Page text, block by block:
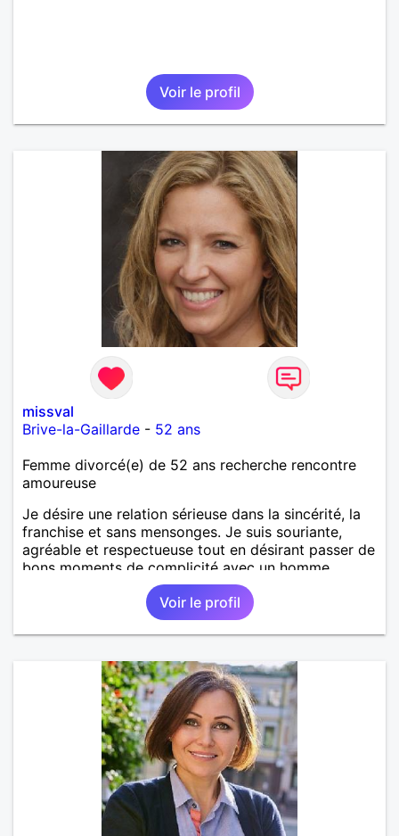
Voir le profil
missval
Brive-la-Gaillarde - 52 ans
Femme divorcé(e) de 52 ans recherche rencontre
amoureuse
Je désire une relation sérieuse dans la sincérité, la
franchise et sans mensonges. Je suis souriante,
agréable et respectueuse tout en désirant passer de
bons moments de complicité avec un homme
voulant aller dans la même direction que moi.
Voir le profil